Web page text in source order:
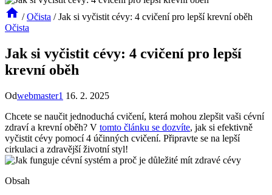
/ Očista / Jak si vyčistit cévy: 4 cvičení pro lepší krevní oběh
Očista
Jak si vyčistit cévy: 4 cvičení pro lepší
krevní oběh
Odwebmaster1 16. 2. 2025
Chcete se naučit jednoduchá cvičení, která mohou zlepšit vaši cévní
zdraví a krevní oběh? V tomto článku se dozvíte, jak si efektivně
vyčistit cévy pomocí 4 účinných cvičení. Připravte se na lepší
cirkulaci a zdravější životní styl!
Obsah